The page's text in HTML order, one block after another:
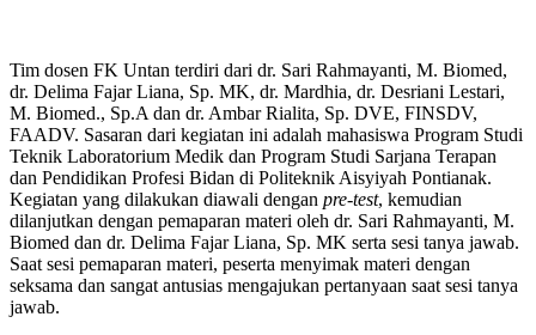
Tim dosen FK Untan terdiri dari dr. Sari Rahmayanti, M. Biomed,
dr. Delima Fajar Liana, Sp. MK, dr. Mardhia, dr. Desriani Lestari,
M. Biomed., Sp.A dan dr. Ambar Rialita, Sp. DVE, FINSDV,
FAADV. Sasaran dari kegiatan ini adalah mahasiswa Program Studi
Teknik Laboratorium Medik dan Program Studi Sarjana Terapan
dan Pendidikan Profesi Bidan di Politeknik Aisyiyah Pontianak.
Kegiatan yang dilakukan diawali dengan pre-test, kemudian
dilanjutkan dengan pemaparan materi oleh dr. Sari Rahmayanti, M.
Biomed dan dr. Delima Fajar Liana, Sp. MK serta sesi tanya jawab.
Saat sesi pemaparan materi, peserta menyimak materi dengan
seksama dan sangat antusias mengajukan pertanyaan saat sesi tanya
jawab.